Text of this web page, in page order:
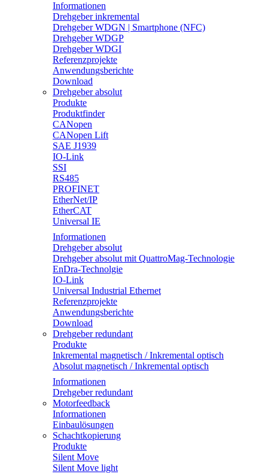
Informationen
Drehgeber inkremental
Drehgeber WDGN | Smartphone (NFC)
Drehgeber WDGP
Drehgeber WDGI
Referenzprojekte
Anwendungsberichte
Download
Drehgeber absolut
Produkte
Produktfinder
CANopen
CANopen Lift
SAE J1939
IO-Link
SSI
RS485
PROFINET
EtherNet/IP
EtherCAT
Universal IE
Informationen
Drehgeber absolut
Drehgeber absolut mit QuattroMag-Technologie
EnDra-Technolgie
IO-Link
Universal Industrial Ethernet
Referenzprojekte
Anwendungsberichte
Download
Drehgeber redundant
Produkte
Inkremental magnetisch / Inkremental optisch
Absolut magnetisch / Inkremental optisch
Informationen
Drehgeber redundant
Motorfeedback
Informationen
Einbaulösungen
Schachtkopierung
Produkte
Silent Move
Silent Move light